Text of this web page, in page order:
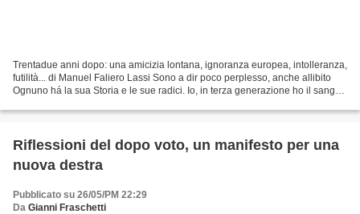
Trentadue anni dopo: una amicizia lontana, ignoranza europea, intolleranza,
futilità... di Manuel Faliero Lassi Sono a dir poco perplesso, anche allibito
Ognuno há la sua Storia e le sue radici. Io, in terza generazione ho il sangue
Riflessioni del dopo voto, un manifesto per una
nuova destra
Pubblicato su 26/05/PM 22:29
Da Gianni Fraschetti